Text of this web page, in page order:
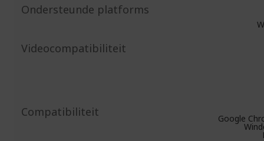
Ondersteunde platforms
Videocompatibiliteit
Compatibiliteit Google